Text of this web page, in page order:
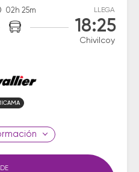
02h 25m LLEGA
18:25
Chivilcoy